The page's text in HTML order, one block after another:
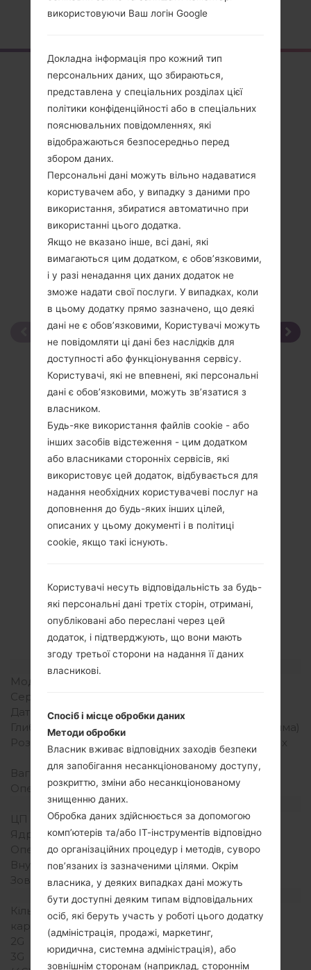
Головна →Серія → LG Others →
Огляд
LGKG120(LGKG120)
Порівняти
Специфікація
LGKG120(LGKG120)
Модель та її характеристики
Модель
Серія
Дата випуску
2006
Глибина
22 міліметрів (0.86 дюйма)
Розміри (ширина/висота)
85 x 43 міліметрів (3.34 x
1.69 дюйма)
Вага
80 грам (2.82 унції)
Операційна система
-
Апаратне забезпечення
ЦП (процесор)
-
Ядра процесора
-
Оперативна память
-
Внутрішня память
500 KB
Зовнішня память
-
Мережа та дані
Кількість місць для сім
карт
1 Міні SIM
2G
GSM 900/1800 MHz
3G
-
використовуючи Ваш логін Google
Докладна інформація про кожний тип
персональних даних, що збираються,
представлена у спеціальних розділах цієї
політики конфіденційності або в спеціальних
пояснювальних повідомленнях, які
відображаються безпосередньо перед
збором даних.
Персональні дані можуть вільно надаватися
користувачем або, у випадку з даними про
використання, збиратися автоматично при
використанні цього додатка.
Якщо не вказано інше, всі дані, які
вимагаються цим додатком, є обов’язковими,
і у разі ненадання цих даних додаток не
зможе надати свої послуги. У випадках, коли
в цьому додатку прямо зазначено, що деякі
дані не є обов’язковими, Користувачі можуть
не повідомляти ці дані без наслідків для
доступності або функціонування сервісу.
Користувачі, які не впевнені, які персональні
дані є обов’язковими, можуть зв’язатися з
власником.
Будь-яке використання файлів cookie - або
інших засобів відстеження - цим додатком
або власниками сторонніх сервісів, які
використовує цей додаток, відбувається для
надання необхідних користувачеві послуг на
доповнення до будь-яких інших цілей,
описаних у цьому документі і в політиці
cookie, якщо такі існують.
Користувачі несуть відповідальність за будь-
які персональні дані третіх сторін, отримані,
опубліковані або переслані через цей
додаток, і підтверджують, що вони мають
згоду третьої сторони на надання її даних
власникові.
Спосіб і місце обробки даних
Методи обробки
Власник вживає відповідних заходів безпеки
для запобігання несанкціонованому доступу,
розкриттю, зміни або несанкціонованому
знищенню даних.
Обробка даних здійснюється за допомогою
комп’ютерів та/або ІТ-інструментів відповідно
до організаційних процедур і методів, суворо
пов’язаних із зазначеними цілями. Окрім
власника, у деяких випадках дані можуть
бути доступні деяким типам відповідальних
осіб, які беруть участь у роботі цього додатку
(адміністрація, продажі, маркетинг,
юридична, системна адміністрація), або
зовнішнім сторонам (наприклад, стороннім